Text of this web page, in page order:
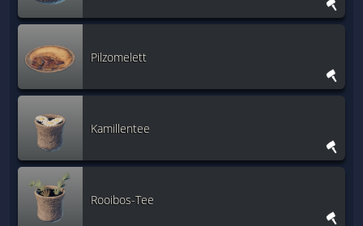
Pilzomelett
Kamillentee
Rooibos-Tee